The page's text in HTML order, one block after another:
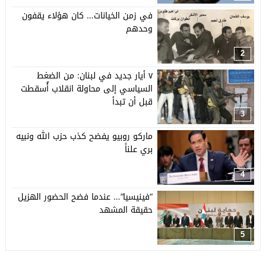
2
في زمن الخيانات… كان هؤلاء يقفون
وحدهم
3
٧ أيار جديد في لبنان: من الضغط
السياسي إلى محاولة انقلاب أُسقطت
قبل أن تبدأ
4
ماركو روبيو يفضح كذب حزب الله ونبيه
بري علناً
5
“فينيسيا”… عندما فضح الحضور الهزيل
حقيقة المشهد